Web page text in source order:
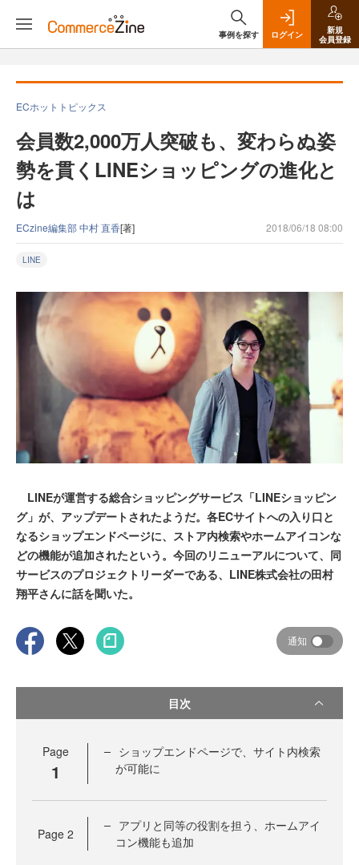
事例を探す ログイン
新規
会員登録
ECホットトピックス
会員数2,000万人突破も、変わらぬ姿
勢を貫くLINEショッピングの進化と
は
ECzine編集部 中村 直香[著] 2018/06/18 08:00
LINE
LINEが運営する総合ショッピングサービス「LINEショッピン
グ」が、アップデートされたようだ。各ECサイトへの入り口と
なるショップエンドページに、ストア内検索やホームアイコンな
どの機能が追加されたという。今回のリニューアルについて、同
サービスのプロジェクトリーダーである、LINE株式会社の田村
翔平さんに話を聞いた。
通知
目次
Page
1
ショップエンドページで、サイト内検索
が可能に
Page 2
アプリと同等の役割を担う、ホームアイ
コン機能も追加